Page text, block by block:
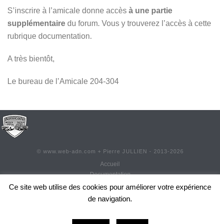
S’inscrire à l’amicale donne accès à une partie
supplémentaire du forum. Vous y trouverez l’accès à cette
rubrique documentation.
A très bientôt,
Le bureau de l’Amicale 204-304
© www.web-adn.com + Pierre JULLIEN - 2013- 2026
Accueil
Documentation
Contact
Adhésion
Ce site web utilise des cookies pour améliorer votre expérience
de navigation.